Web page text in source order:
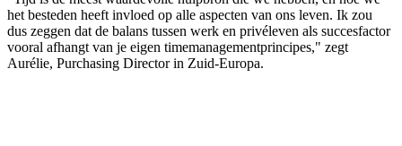
het besteden heeft invloed op alle aspecten van ons leven. Ik zou
dus zeggen dat de balans tussen werk en privéleven als succesfactor
vooral afhangt van je eigen timemanagementprincipes," zegt
Aurélie, Purchasing Director in Zuid-Europa.